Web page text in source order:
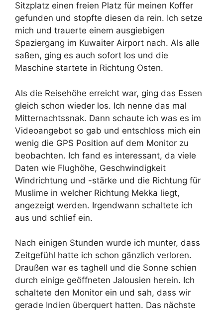
Sitzplatz einen freien Platz für meinen Koffer
gefunden und stopfte diesen da rein. Ich setze
mich und trauerte einem ausgiebigen
Spaziergang im Kuwaiter Airport nach. Als alle
saßen, ging es auch sofort los und die
Maschine startete in Richtung Osten.
Als die Reisehöhe erreicht war, ging das Essen
gleich schon wieder los. Ich nenne das mal
Mitternachtssnak. Dann schaute ich was es im
Videoangebot so gab und entschloss mich ein
wenig die GPS Position auf dem Monitor zu
beobachten. Ich fand es interessant, da viele
Daten wie Flughöhe, Geschwindigkeit
Windrichtung und -stärke und die Richtung für
Muslime in welcher Richtung Mekka liegt,
angezeigt werden. Irgendwann schaltete ich
aus und schlief ein.
Nach einigen Stunden wurde ich munter, dass
Zeitgefühl hatte ich schon gänzlich verloren.
Draußen war es taghell und die Sonne schien
durch einige geöffneten Jalousien herein. Ich
schaltete den Monitor ein und sah, dass wir
gerade Indien überquert hatten. Das nächste